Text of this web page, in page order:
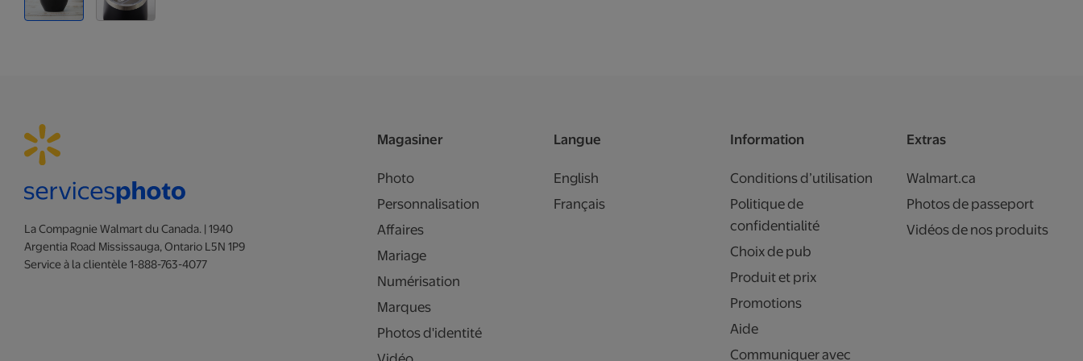
La Compagnie Walmart du Canada. | 1940
Argentia Road Mississauga, Ontario L5N 1P9
Service à la clientèle 1-888-763-4077
Magasiner
Photo
Personnalisation
Affaires
Mariage
Numérisation
Marques
Photos d'identité
Langue
English
Français
Information
Conditions d’utilisation
Politique de
confidentialité
Choix de pub
Produit et prix
Promotions
Aide
Communiquer avec
Extras
Walmart.ca
Photos de passeport
Vidéos de nos produits